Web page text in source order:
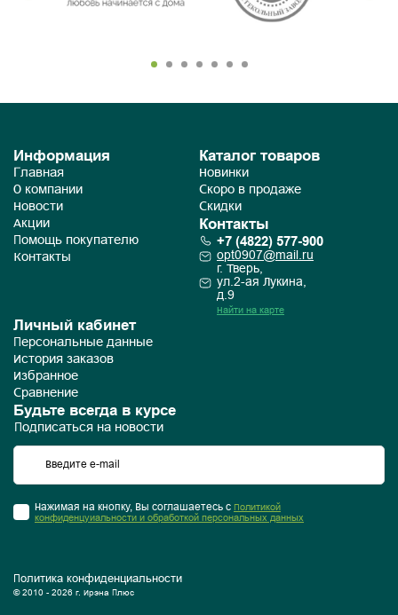
Информация
Главная
О компании
Новости
Акции
Помощь покупателю
Контакты
Каталог товаров
Новинки
Скоро в продаже
Скидки
Контакты
+7 (4822) 577-900
opt0907@mail.ru
г. Тверь,
ул.2-ая Лукина,
д.9
Найти на карте
Личный кабинет
Персональные данные
История заказов
Избранное
Сравнение
Будьте всегда в курсе
Подписаться на новости
Нажимая на кнопку, Вы соглашаетесь с Политикой
конфиденцуиальности и обработкой персональных данных
Политика конфиденциальности
© 2010 - 2026 г. Ирэна Плюс